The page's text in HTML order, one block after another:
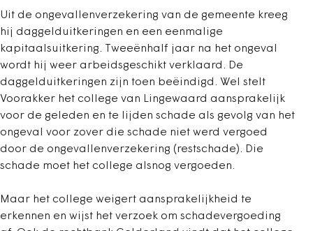
Uit de ongevallenverzekering van de gemeente kreeg
hij daggelduitkeringen en een eenmalige
kapitaalsuitkering. Tweeënhalf jaar na het ongeval
wordt hij weer arbeidsgeschikt verklaard. De
daggelduitkeringen zijn toen beëindigd. Wel stelt
Voorakker het college van Lingewaard aansprakelijk
voor de geleden en te lijden schade als gevolg van het
ongeval voor zover die schade niet werd vergoed
door de ongevallenverzekering (restschade). Die
schade moet het college alsnog vergoeden.
Maar het college weigert aansprakelijkheid te
erkennen en wijst het verzoek om schadevergoeding